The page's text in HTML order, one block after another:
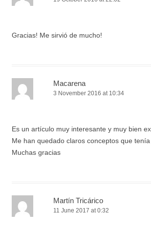
Gracias! Me sirvió de mucho!
Macarena
3 November 2016 at 10:34
Es un artículo muy interesante y muy bien
Me han quedado claros conceptos que tenía
Muchas gracias
Martín Tricárico
11 June 2017 at 0:32